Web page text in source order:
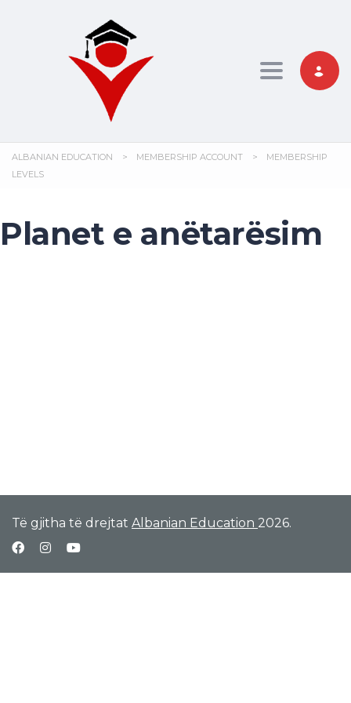
Toggle
ALBANIAN EDUCATION > MEMBERSHIP ACCOUNT >
MEMBERSHIP
LEVELS
Planet e anëtarësim
Të gjitha të drejtat Albanian Education 2026.